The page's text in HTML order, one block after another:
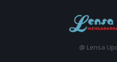
@ Lensa